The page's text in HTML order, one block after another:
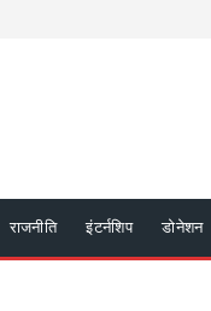
राजनीति इंटर्नशिप डोनेशन